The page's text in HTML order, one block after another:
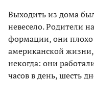
Выходить из дома
невесело. Родители
формации, они плохо
американской
некогда: они
часов в день, шесть